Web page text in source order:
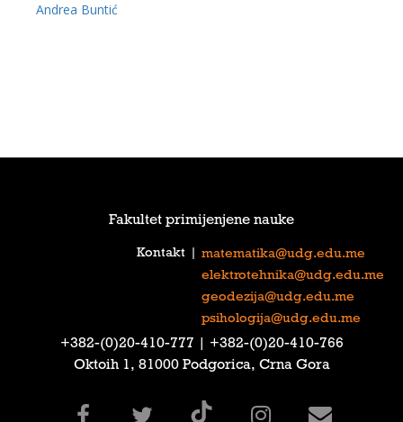
Andrea Buntić
Fakultet primijenjene nauke
Kontakt
matematika@udg.edu.me
elektrotehnika@udg.edu.me
geodezija@udg.edu.me
psihologija@udg.edu.me
‎+382-(0)20-410-777‎ | ‎+382-(0)20-410-766‎
Oktoih 1, 81000 Podgorica, Crna Gora